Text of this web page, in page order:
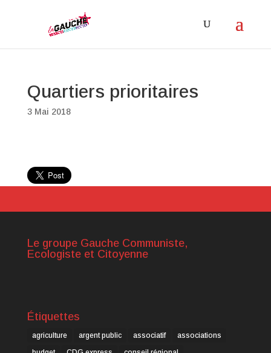
Quartiers prioritaires
3 Mai 2018
Le groupe Gauche Communiste,
Ecologiste et Citoyenne
Étiquettes
agriculture argent public associatif
associations